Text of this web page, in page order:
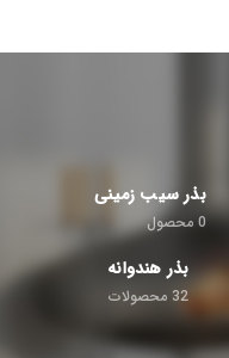
بذر سیب زمینی
0 محصول
بذر هندوانه
32 محصولات